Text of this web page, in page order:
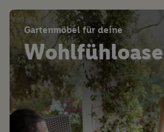
Gartenmöbel für deine
Wohlfühloase